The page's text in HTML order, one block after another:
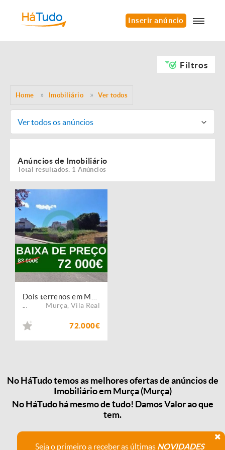
Inserir anúncio
Filtros
Home Imobiliário Ver todos
Ver todos os anúncios
Anúncios de Imobiliário
Total resultados: 1 Anúncios
Murça Vila Real
72.000€
No HáTudo temos as melhores ofertas de anúncios de
Imobiliário em Murça (Murça)
No HáTudo há mesmo de tudo! Damos Valor ao que
tem.
Seja o primeiro a receber as últimas NOVIDADES